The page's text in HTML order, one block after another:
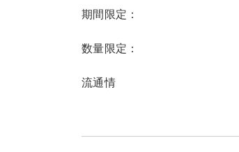
期間限定：
数量限定：
流通情